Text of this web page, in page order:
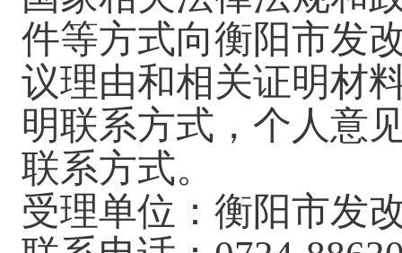
件等方式向衡阳市发
议理由和相关证明材
明联系方式，个人意
联系方式。
受理单位：衡阳市发